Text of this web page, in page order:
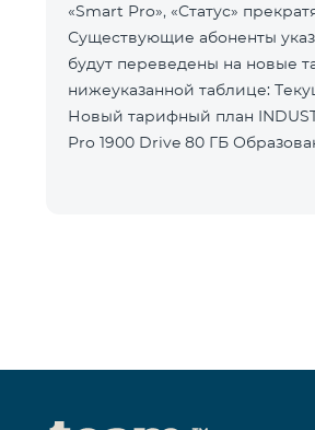
«Smart Pro», «Статус»
Существующие абоненты
будут переведены на новые
нижеуказанной таблице: Текущий тарифный план
Новый тарифный план INDUSTRIAL*1c.0 XXL Бизнес 1